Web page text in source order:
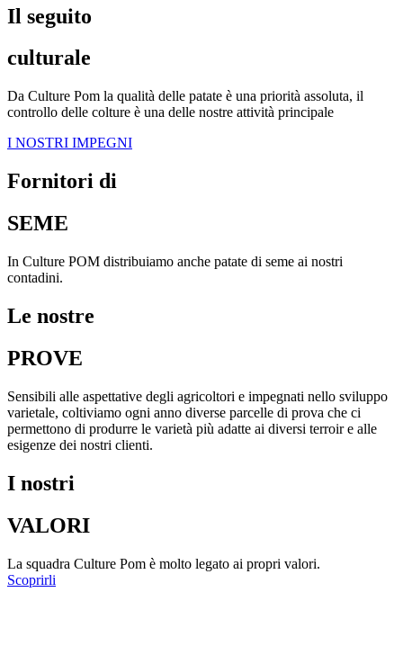
Il seguito
culturale
Da Culture Pom la qualità delle patate è una priorità assoluta, il
controllo delle colture è una delle nostre attività principale
I NOSTRI IMPEGNI
Fornitori di
SEME
In Culture POM distribuiamo anche patate di seme ai nostri
contadini.
Le nostre
PROVE
Sensibili alle aspettative degli agricoltori e impegnati nello sviluppo
varietale, coltiviamo ogni anno diverse parcelle di prova che ci
permettono di produrre le varietà più adatte ai diversi terroir e alle
esigenze dei nostri clienti.
I nostri
VALORI
La squadra Culture Pom è molto legato ai propri valori.
Scoprirli